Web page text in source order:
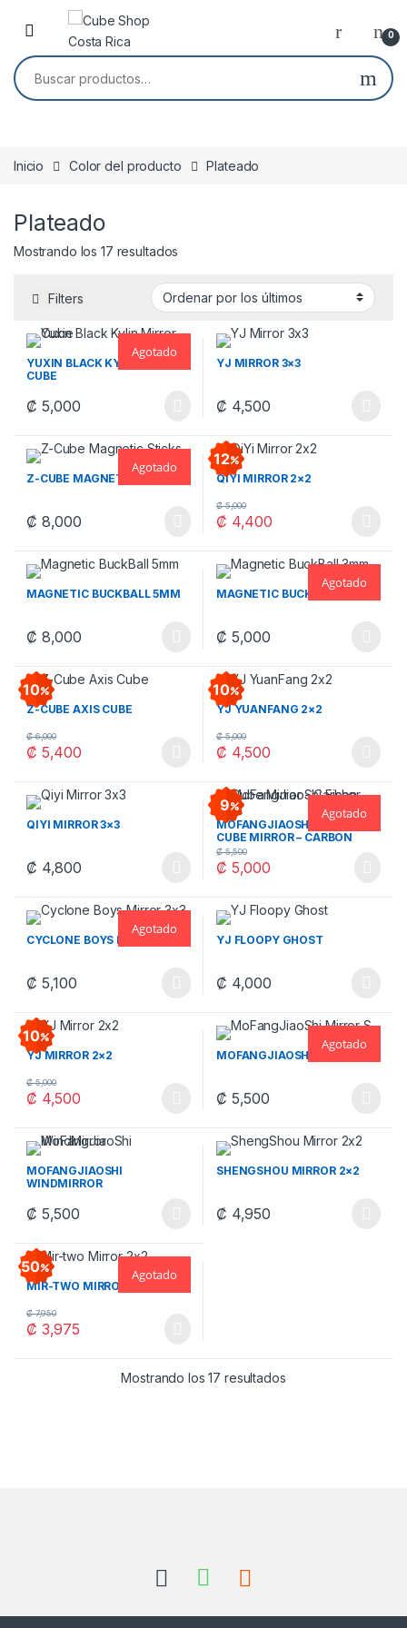
Skip to navigation
Skip to content
0
Buscar por:
Inicio Color del producto Plateado
Plateado
Mostrando los 17 resultados
Filters
Agotado
YUXIN BLACK KYLIN MIRROR
CUBE
₡ 5,000
YJ MIRROR 3×3
₡ 4,500
Este producto tiene múltiples
Agotado
Z-CUBE MAGNETIC STICKS
₡ 8,000
12
QIYI MIRROR 2×2
₡ 4,400
₡5,000
Este producto tiene múltiples
MAGNETIC BUCKBALL 5MM
₡ 8,000
Este producto tiene múltiples variantes. Las opciones se
Agotado
MAGNETIC BUCKBALL 3MM
₡ 5,000
Este producto tiene múltiples
10
Z-CUBE AXIS CUBE
₡ 5,400
₡6,000
Este producto tiene múltiples variantes. Las opciones se
10
YJ YUANFANG 2×2
₡ 4,500
₡5,000
Este producto tiene múltiples
QIYI MIRROR 3×3
₡ 4,800
Este producto tiene múltiples variantes. Las opciones se
9 Agotado
MOFANGJIAOSHI FISHER
CUBE MIRROR – CARBON
₡ 5,000
₡5,500
Agotado
CYCLONE BOYS MIRROR 3×3
₡ 5,100
YJ FLOOPY GHOST
₡ 4,000
Este producto tiene múltiples
10
YJ MIRROR 2×2
₡ 4,500
₡5,000
Este producto tiene múltiples variantes. Las opciones se
Agotado
MOFANGJIAOSHI MIRROR S
₡ 5,500
Este producto tiene múltiples
MOFANGJIAOSHI
WINDMIRROR
₡ 5,500
Este producto tiene múltiples variantes. Las opciones se
SHENGSHOU MIRROR 2×2
₡ 4,950
Este producto tiene múltiples
50 Agotado
MIR-TWO MIRROR 2×2
₡ 3,975
₡7,950
Mostrando los 17 resultadosOrdenado por los